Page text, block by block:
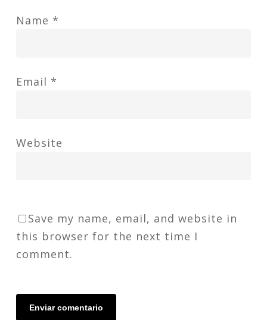
Name *
Email *
Website
Save my name, email, and website in
this browser for the next time I
comment.